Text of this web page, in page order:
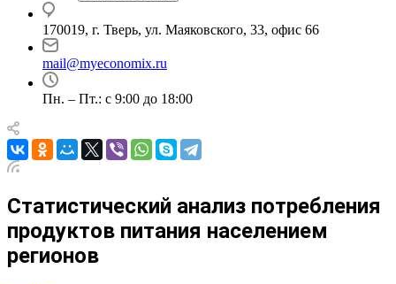
170019, г. Тверь, ул. Маяковского, 33, офис 66
mail@myeconomix.ru
Пн. – Пт.: с 9:00 до 18:00
Статистический анализ потребления
продуктов питания населением
регионов